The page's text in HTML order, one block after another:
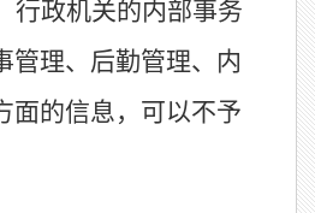
政机关的内部事务
管理、后勤管理、内
面的信息，可以不予